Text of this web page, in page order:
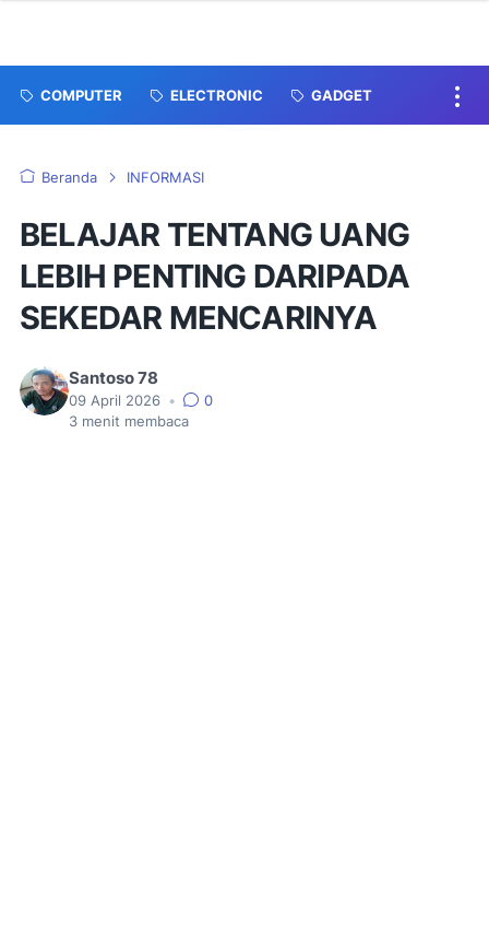
COMPUTER ELECTRONIC GADGET
Beranda INFORMASI
BELAJAR TENTANG UANG
LEBIH PENTING DARIPADA
SEKEDAR MENCARINYA
Santoso 78
09 April 2026 •
0
3 menit membaca